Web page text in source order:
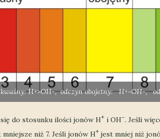
H+>OH-, odczyn obojetny: H+=OH-,
do stosunku ilości jonów H+ i OH–. Jeśli
niż 7. Jeśli jonów H+ jest mniej niż